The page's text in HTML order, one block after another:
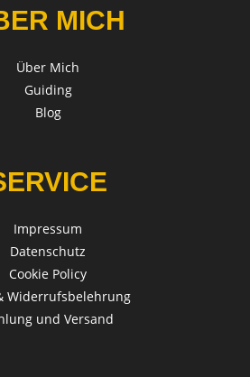
MICH
Über Mich
Guiding
Blog
Impressum
Datenschutz
Cookie Policy
Widerrufsbelehrung
und Versand